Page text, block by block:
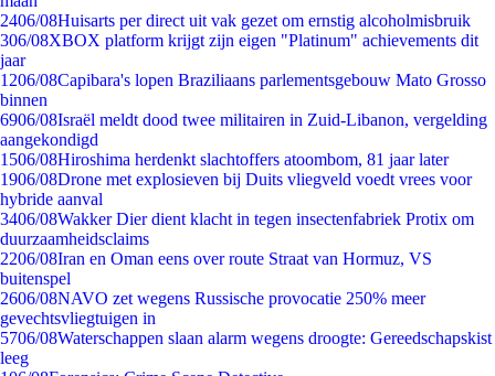
2406/08Huisarts per direct uit vak gezet om ernstig alcoholmisbruik
306/08XBOX platform krijgt zijn eigen "Platinum" achievements dit
jaar
1206/08Capibara's lopen Braziliaans parlementsgebouw Mato Grosso
binnen
6906/08Israël meldt dood twee militairen in Zuid-Libanon, vergelding
aangekondigd
1506/08Hiroshima herdenkt slachtoffers atoombom, 81 jaar later
1906/08Drone met explosieven bij Duits vliegveld voedt vrees voor
hybride aanval
3406/08Wakker Dier dient klacht in tegen insectenfabriek Protix om
duurzaamheidsclaims
2206/08Iran en Oman eens over route Straat van Hormuz, VS
buitenspel
2606/08NAVO zet wegens Russische provocatie 250% meer
gevechtsvliegtuigen in
5706/08Waterschappen slaan alarm wegens droogte: Gereedschapskist
leeg